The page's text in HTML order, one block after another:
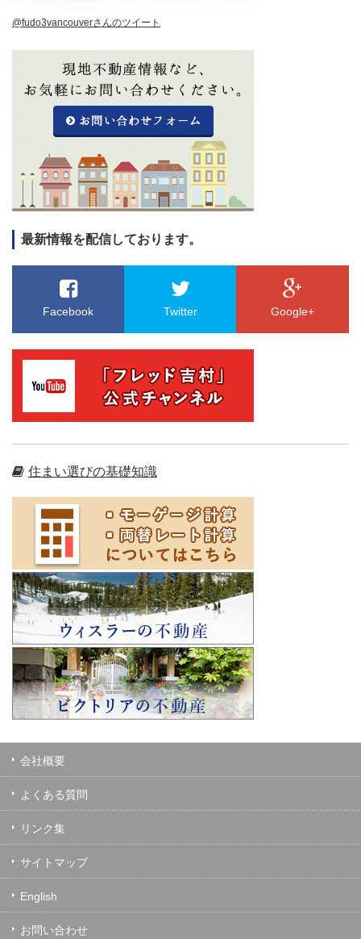
@fudo3vancouverさんのツイート
最新情報を配信しております。
Facebook Twitter Google+
住まい選びの基礎知識
会社概要
よくある質問
リンク集
サイトマップ
English
お問い合わせ